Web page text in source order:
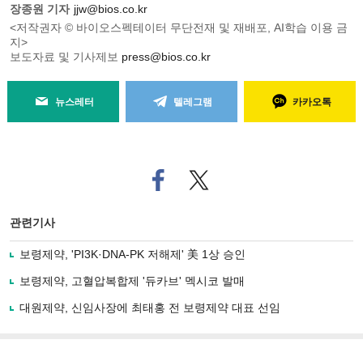
장종원 기자 jjw@bios.co.kr
<저작권자 © 바이오스펙테이터 무단전재 및 재배포, AI학습 이용 금
지>
보도자료 및 기사제보 press@bios.co.kr
뉴스레터 텔레그램 카카오톡
페
이
로
기
사
유
트위
터로
관련기사
보령제약, 'PI3K·DNA-PK 저해제' 美 1상 승인
보령제약, 고혈압복합제 '듀카브' 멕시코 발매
대원제약, 신임사장에 최태홍 전 보령제약 대표 선임